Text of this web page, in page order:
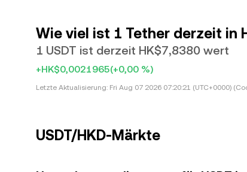
Wie viel ist 1 Tether derzeit in
1 USDT ist derzeit HK$7,8380 wert
+HK$0,0021965(+0,00 %)
Letzte Aktualisierung: Fri Aug 07 2026 07:20:21 (UTC+0000)
USDT/HKD-Märkte